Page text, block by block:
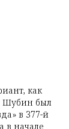
как
Шубин был
в 377-й
в начале